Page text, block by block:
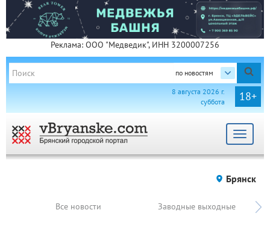
Реклама: ООО "Медведик", ИНН 3200007256
по новостям
18+
8 августа 2026 г.
суббота
Toggle
Брянск
Все новости Заводные выходные